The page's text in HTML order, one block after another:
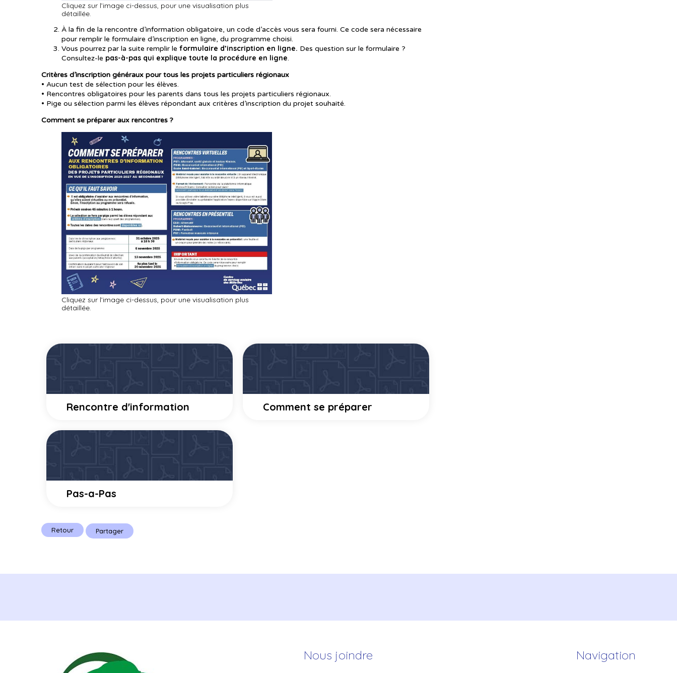
Cliquez sur l’image ci-dessus, pour une visualisation plus
détaillée.
À la fin de la rencontre d’information obligatoire, un code d’accès vous sera fourni. Ce code sera nécessaire
pour remplir le formulaire d’inscription en ligne, du programme choisi.
Vous pourrez par la suite remplir le formulaire d’inscription en ligne. Des question sur le formulaire ?
Consultez-le pas-à-pas qui explique toute la procédure en ligne.
Critères d’inscription généraux pour tous les projets particuliers régionaux
• Aucun test de sélection pour les élèves.
• Rencontres obligatoires pour les parents dans tous les projets particuliers régionaux.
• Pige ou sélection parmi les élèves répondant aux critères d’inscription du projet souhaité.
Comment se préparer aux rencontres ?
Cliquez sur l’image ci-dessus, pour une visualisation plus
détaillée.
Rencontre d'information Comment se préparer
Pas-a-Pas
Retour Partager
Nous joindre Navigation